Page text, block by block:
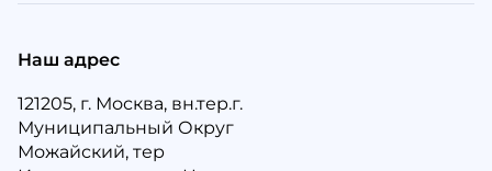
Наш адрес
121205, г. Москва, вн.тер.г.
Муниципальный Округ
Можайский, тер